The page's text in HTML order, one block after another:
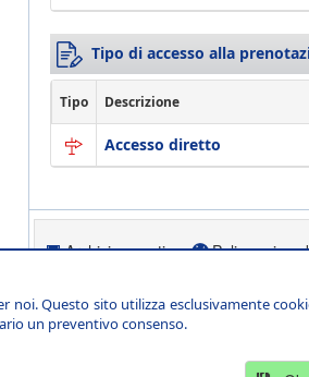
Tipo di accesso alla
Tipo Descrizione
Accesso diretto
Archivio eventi Policy sui
noi. Questo sito utilizza esclusivamente
un preventivo consenso.